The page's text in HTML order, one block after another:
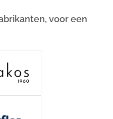
voor een